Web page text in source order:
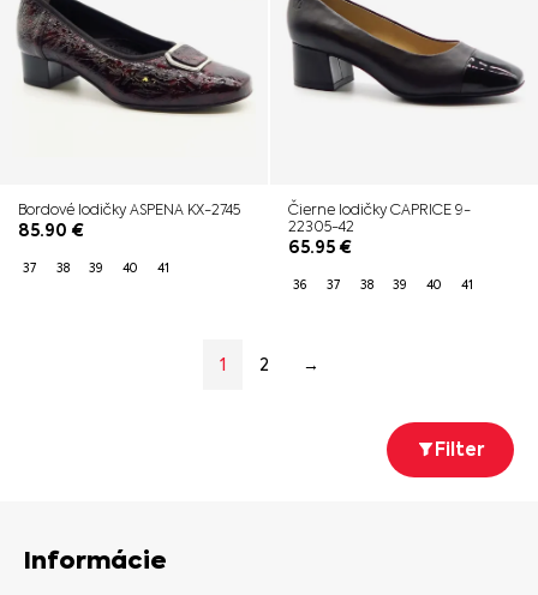
Bordové lodičky ASPENA KX-2745
85.90 €
37 38 39 40 41
Čierne lodičky CAPRICE 9-
22305-42
65.95€
36 37 38 39 40 41
1 2 →
Filter
Informácie